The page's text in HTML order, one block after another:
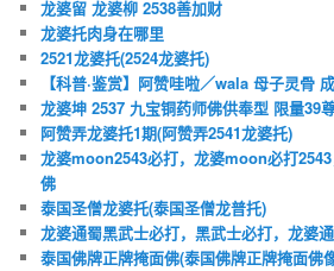
龙婆留 龙婆柳 2538善加财
龙婆托肉身在哪里
2521龙婆托(2524龙婆托)
【科普·鉴赏】阿赞哇啦／wala 母子灵骨
龙婆坤 2537 九宝铜药师佛供奉型 限量39
阿赞弄龙婆托1期(阿赞弄2541龙婆托)
龙婆moon2543必打，龙婆moon必打
佛
泰国圣僧龙婆托(泰国圣僧龙普托)
龙婆通蜀黑武士必打，黑武士必打，龙婆
泰国佛牌正牌掩面佛(泰国佛牌正牌掩面佛